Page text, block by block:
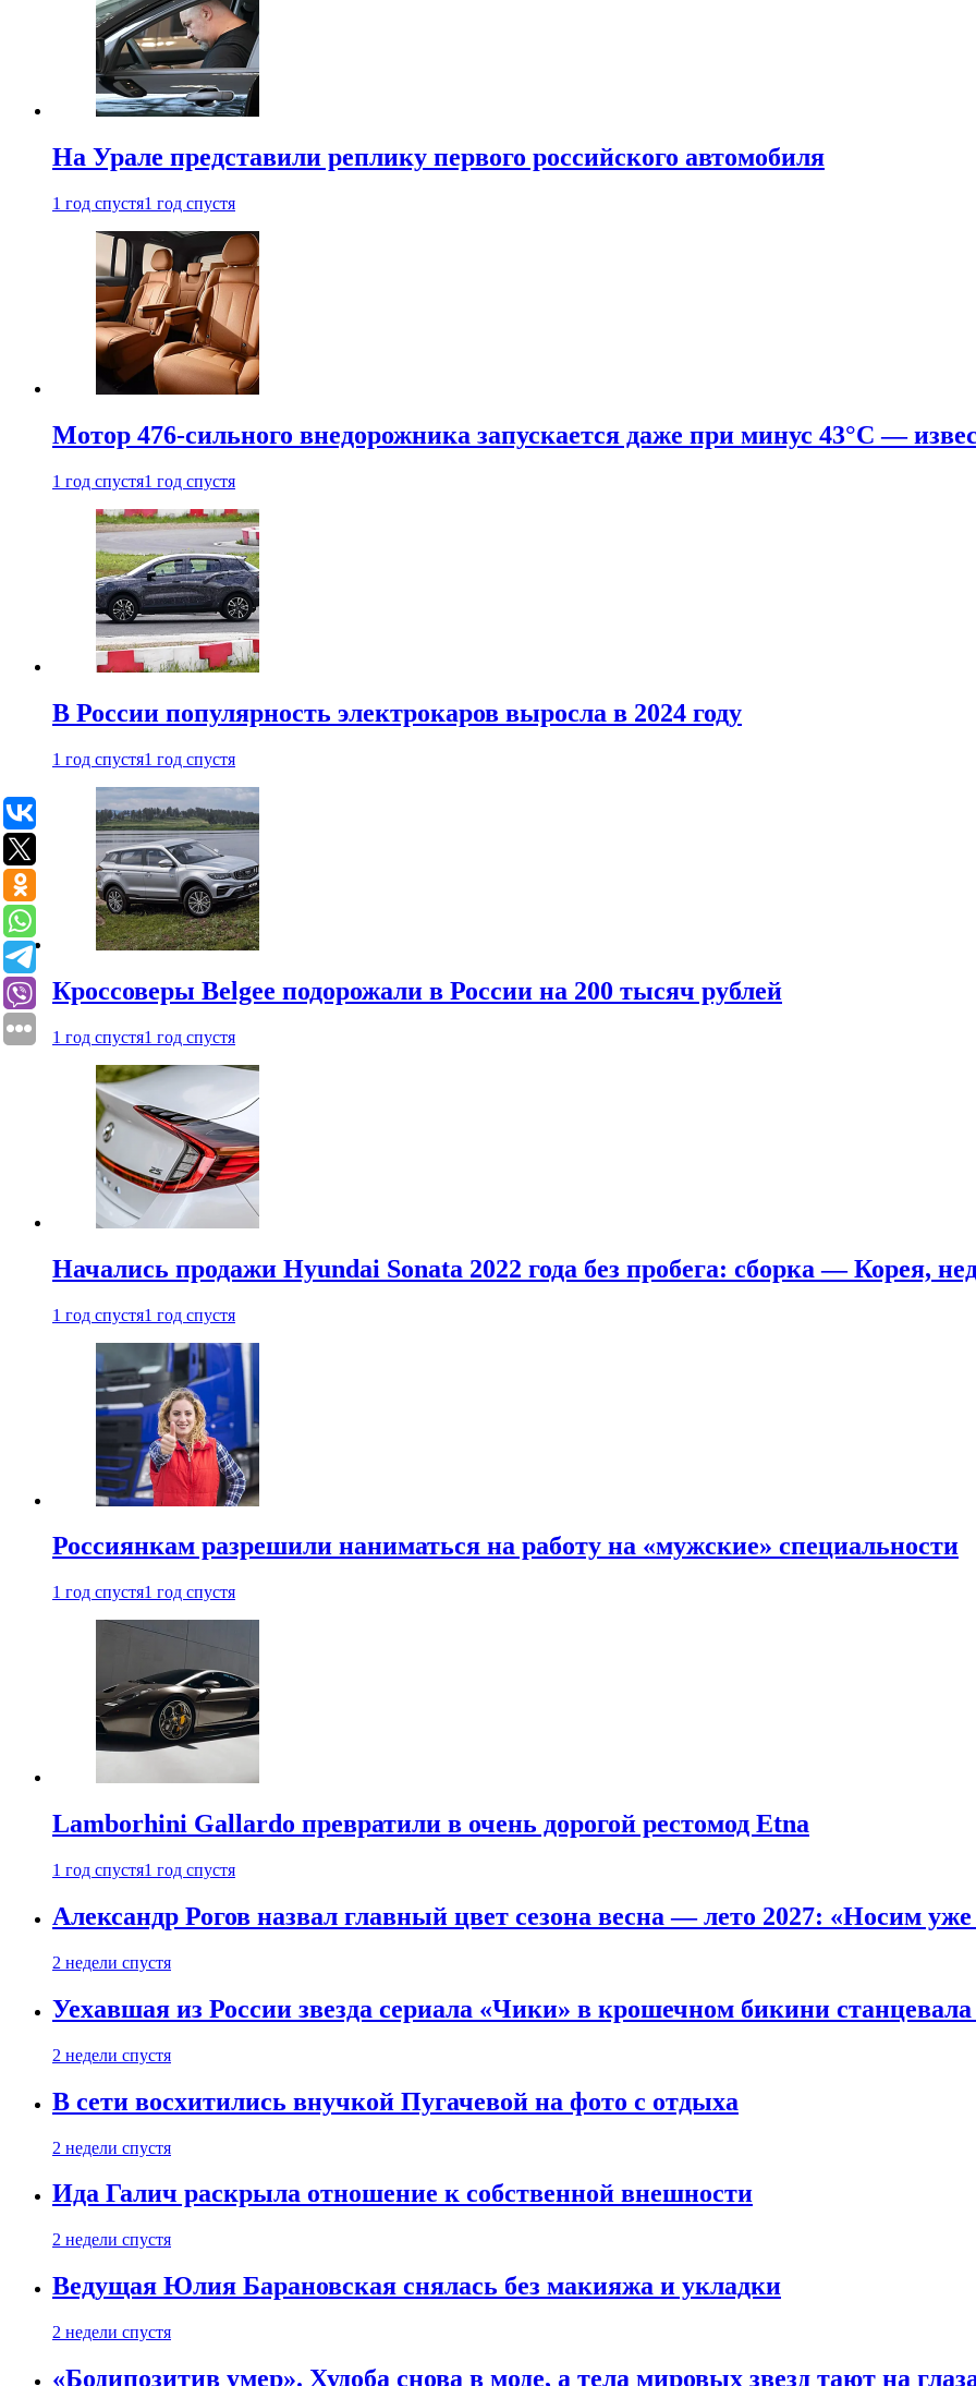
На Урале представили реплику первого российского автомобиля
1 год спустя1 год спустя
Мотор 476-сильного внедорожника запускается даже при минус 43°С —
1 год спустя1 год спустя
В России популярность электрокаров выросла в 2024 году
1 год спустя1 год спустя
Кроссоверы Belgee подорожали в России на 200 тысяч рублей
1 год спустя1 год спустя
Начались продажи Hyundai Sonata 2022 года без пробега: сборка — Корея,
1 год спустя1 год спустя
Россиянкам разрешили наниматься на работу на «мужские» специальности
1 год спустя1 год спустя
Lamborhini Gallardo превратили в очень дорогой рестомод Etna
1 год спустя1 год спустя
Александр Рогов назвал главный цвет сезона весна — лето 2027: «Носим уже
2 недели спустя
Уехавшая из России звезда сериала «Чики» в крошечном бикини станцевала
2 недели спустя
В сети восхитились внучкой Пугачевой на фото с отдыха
2 недели спустя
Ида Галич раскрыла отношение к собственной внешности
2 недели спустя
Ведущая Юлия Барановская снялась без макияжа и укладки
2 недели спустя
«Бодипозитив умер». Худоба снова в моде, а тела мировых звезд тают на